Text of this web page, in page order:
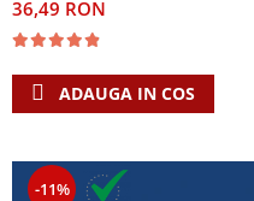
conteaza
36,49 RON
ADAUGA IN COS
-11%